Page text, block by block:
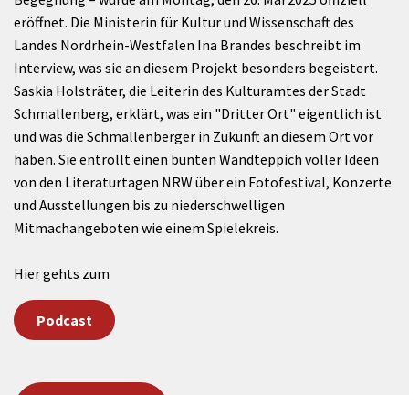
eröffnet. Die Ministerin für Kultur und Wissenschaft des
Landes Nordrhein-Westfalen Ina Brandes beschreibt im
Interview, was sie an diesem Projekt besonders begeistert.
Saskia Holsträter, die Leiterin des Kulturamtes der Stadt
Schmallenberg, erklärt, was ein "Dritter Ort" eigentlich ist
und was die Schmallenberger in Zukunft an diesem Ort vor
haben. Sie entrollt einen bunten Wandteppich voller Ideen
von den Literaturtagen NRW über ein Fotofestival, Konzerte
und Ausstellungen bis zu niederschwelligen
Mitmachangeboten wie einem Spielekreis.
Hier gehts zum
Podcast